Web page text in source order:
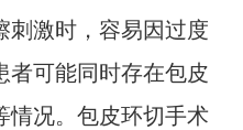
刺激时，容易因过度
者可能同时存在包皮
情况。包皮环切手术